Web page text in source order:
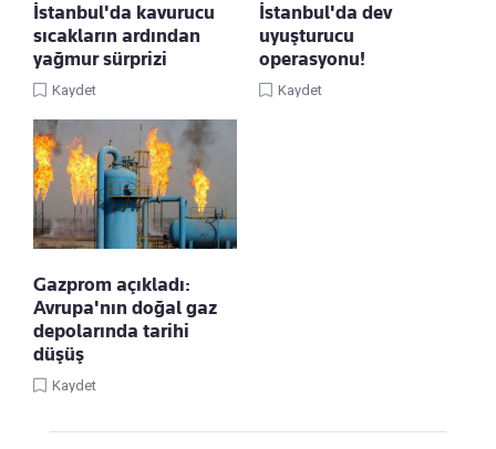
İstanbul'da kavurucu
sıcakların ardından
yağmur sürprizi
Kaydet
İstanbul'da dev
uyuşturucu
operasyonu!
Kaydet
Gazprom açıkladı:
Avrupa'nın doğal gaz
depolarında tarihi
düşüş
Kaydet